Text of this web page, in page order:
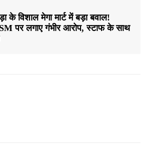
के विशाल मेगा मार्ट में बड़ा बवाल!
पर लगाए गंभीर आरोप, स्टाफ के साथ